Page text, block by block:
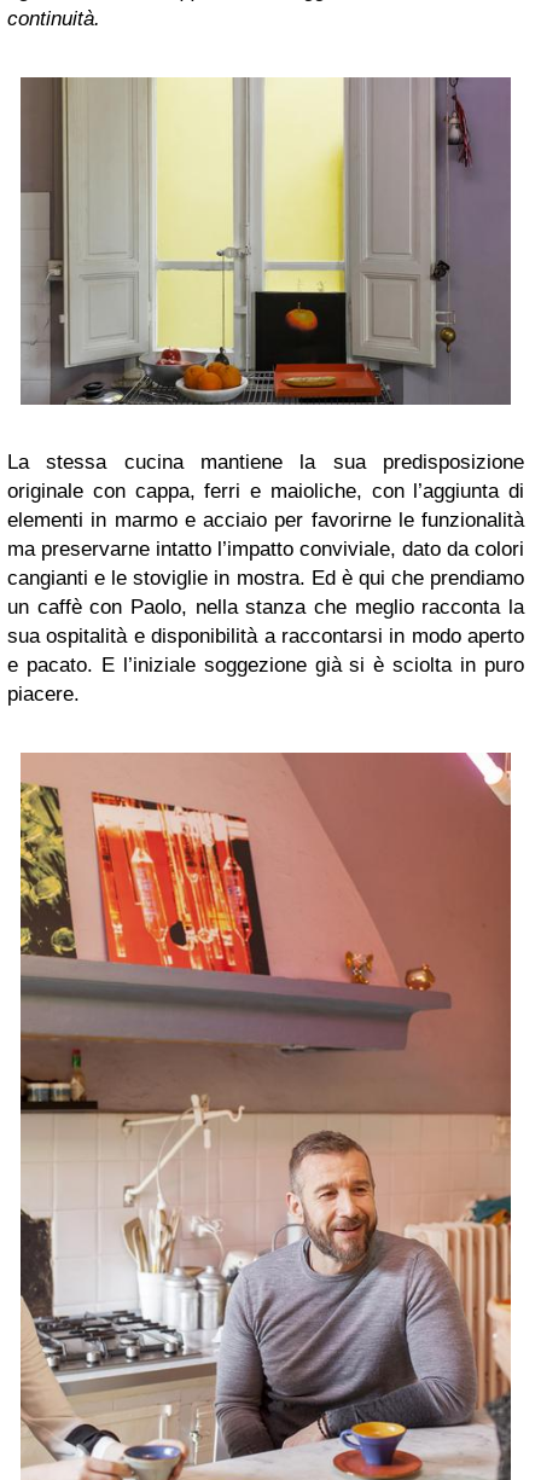
continuità.
La stessa cucina mantiene la sua predisposizione
originale con cappa, ferri e maioliche, con l’aggiunta di
elementi in marmo e acciaio per favorirne le funzionalità
ma preservarne intatto l’impatto conviviale, dato da colori
cangianti e le stoviglie in mostra. Ed è qui che prendiamo
un caffè con Paolo, nella stanza che meglio racconta la
sua ospitalità e disponibilità a raccontarsi in modo aperto
e pacato. E l’iniziale soggezione già si è sciolta in puro
piacere.